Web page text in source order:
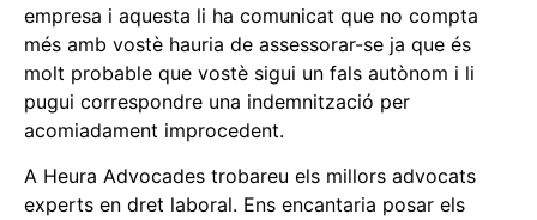
empresa i aquesta li ha comunicat que no compta
més amb vostè hauria de assessorar-se ja que és
molt probable que vostè sigui un fals autònom i li
pugui correspondre una indemnització per
acomiadament improcedent.
A Heura Advocades trobareu els millors advocats
experts en dret laboral. Ens encantaria posar els